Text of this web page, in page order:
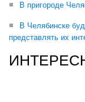
В пригороде
В Челябинске
представлять их